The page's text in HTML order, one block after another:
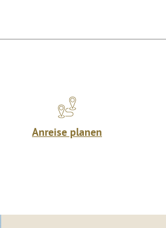
Anreise planen